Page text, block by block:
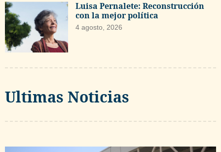
Luisa Pernalete: Reconstrucción
con la mejor política
4 agosto, 2026
Ultimas Noticias